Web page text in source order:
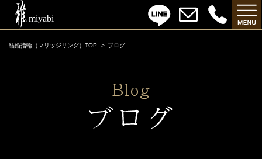
結婚指輪（マリッジリング）TOP ブログ